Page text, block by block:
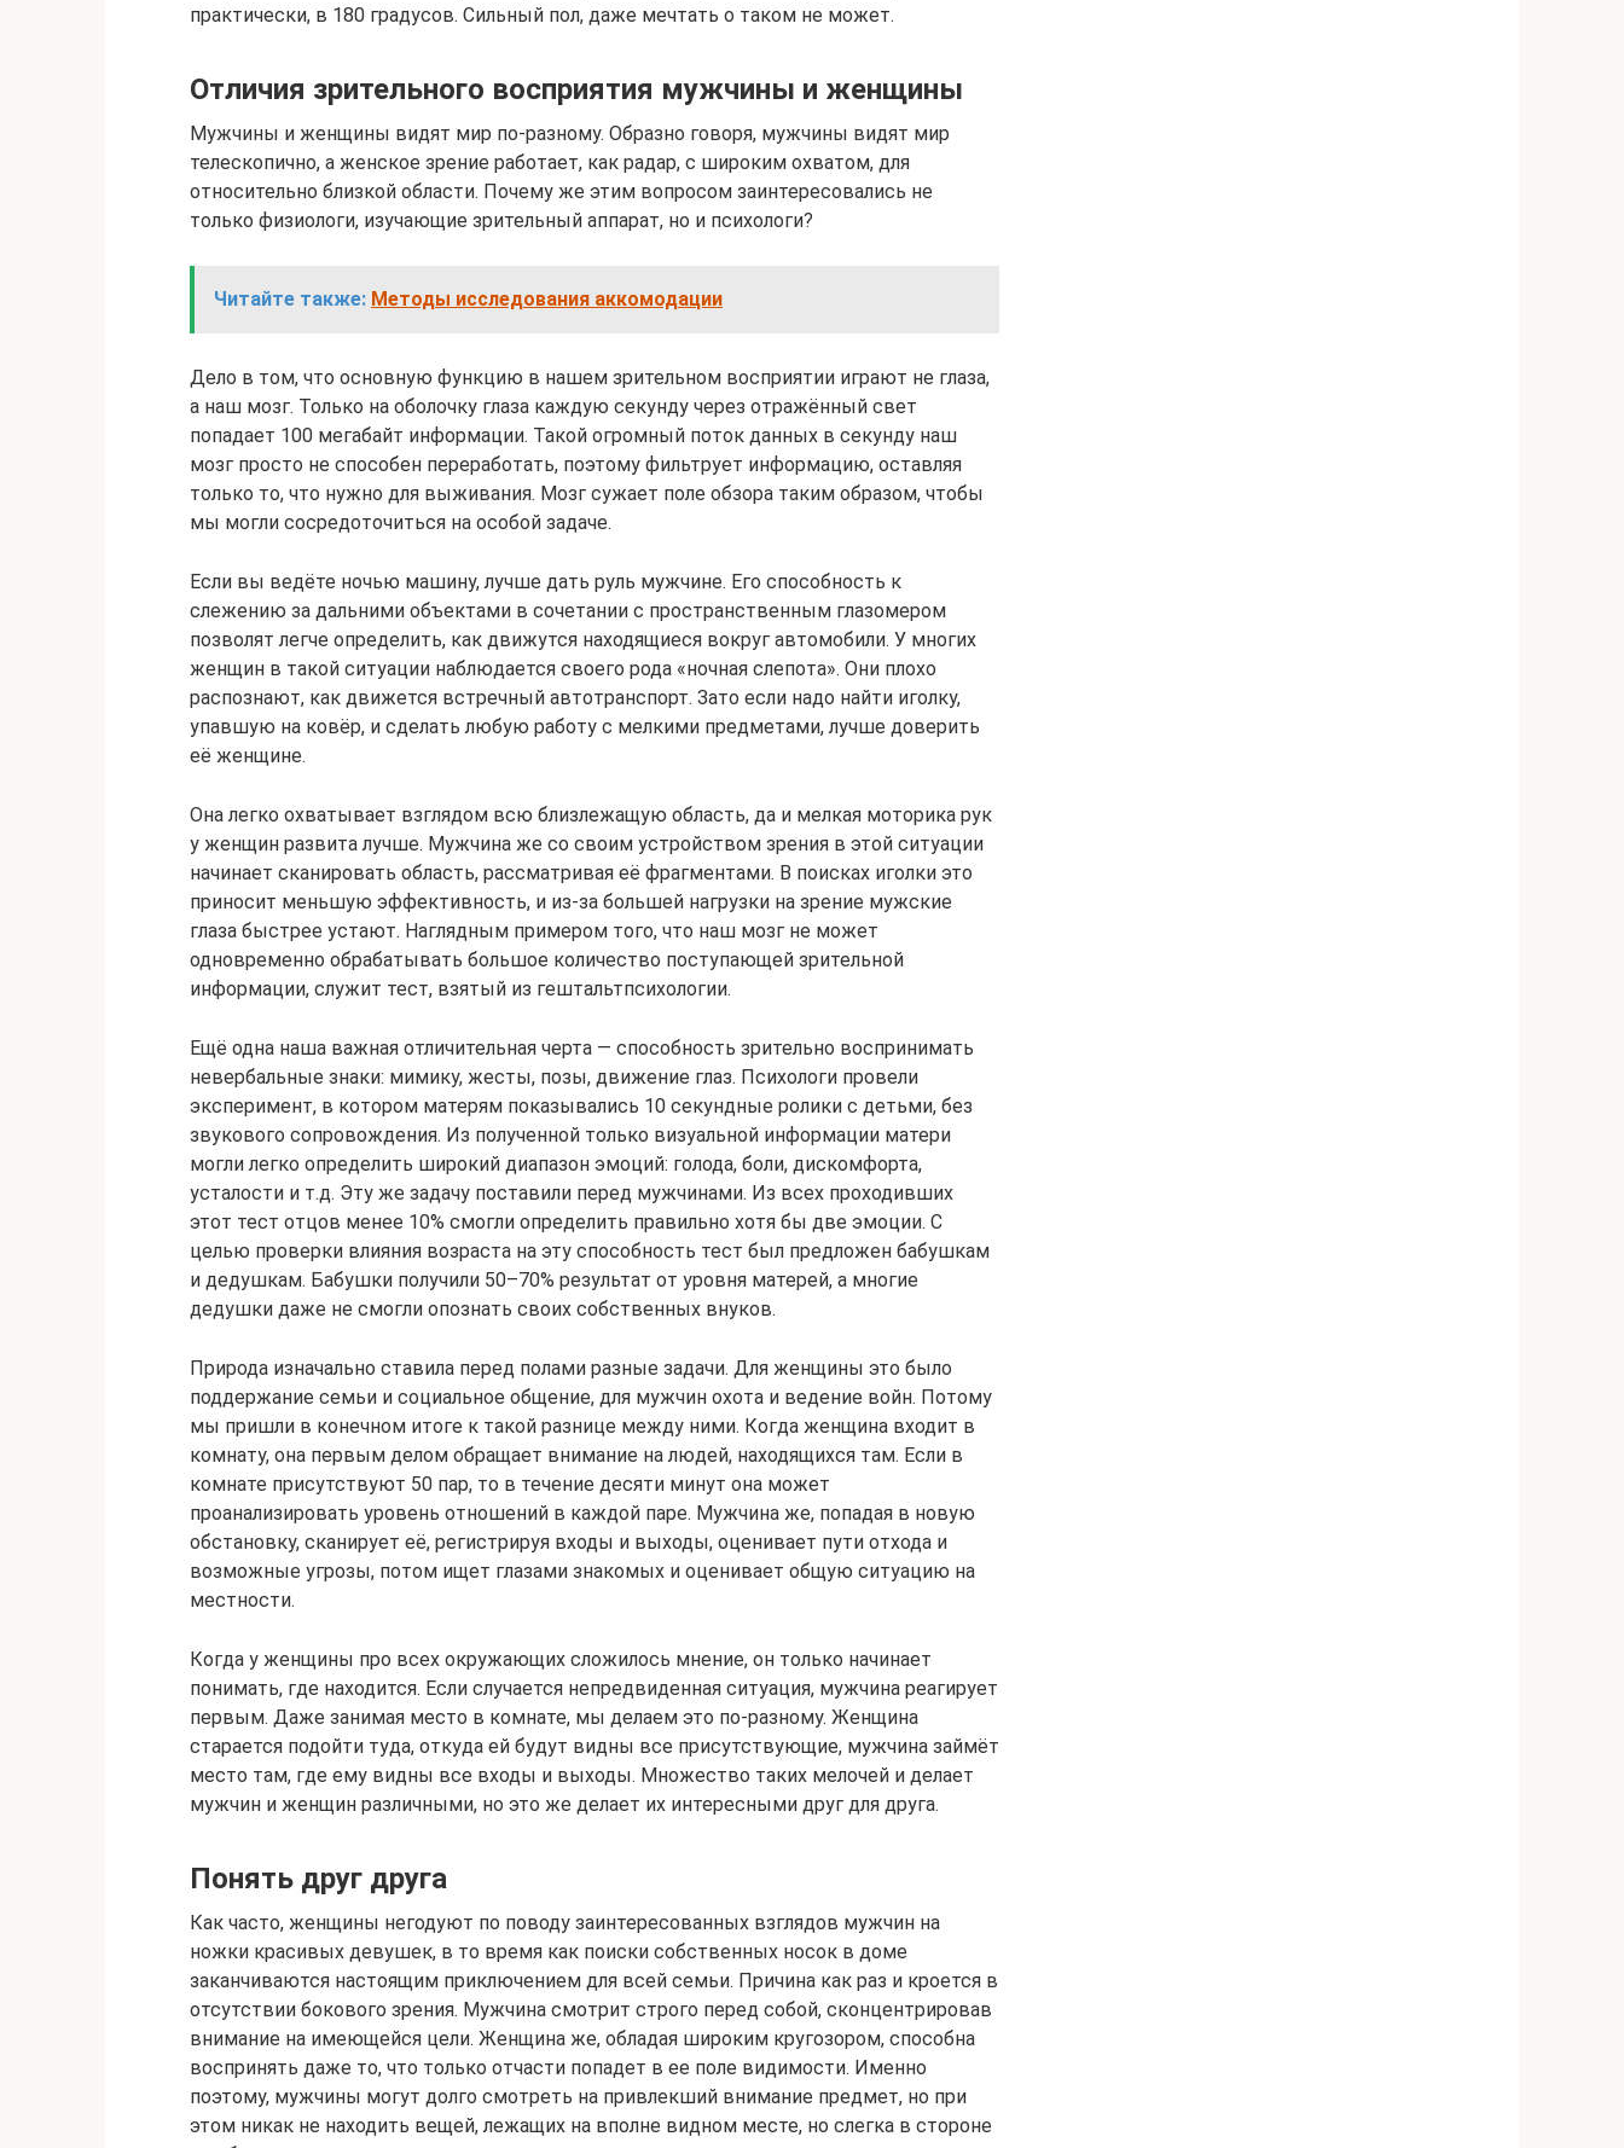
практически, в 180 градусов. Сильный пол, даже мечтать о таком не может.
Отличия зрительного восприятия мужчины и женщины
Мужчины и женщины видят мир по-разному. Образно говоря, мужчины видят мир
телескопично, а женское зрение работает, как радар, с широким охватом, для
относительно близкой области. Почему же этим вопросом заинтересовались не
только физиологи, изучающие зрительный аппарат, но и психологи?
Читайте также: Методы исследования аккомодации
Дело в том, что основную функцию в нашем зрительном восприятии играют не глаза,
а наш мозг. Только на оболочку глаза каждую секунду через отражённый свет
попадает 100 мегабайт информации. Такой огромный поток данных в секунду наш
мозг просто не способен переработать, поэтому фильтрует информацию, оставляя
только то, что нужно для выживания. Мозг сужает поле обзора таким образом, чтобы
мы могли сосредоточиться на особой задаче.
Если вы ведёте ночью машину, лучше дать руль мужчине. Его способность к
слежению за дальними объектами в сочетании с пространственным глазомером
позволят легче определить, как движутся находящиеся вокруг автомобили. У многих
женщин в такой ситуации наблюдается своего рода «ночная слепота». Они плохо
распознают, как движется встречный автотранспорт. Зато если надо найти иголку,
упавшую на ковёр, и сделать любую работу с мелкими предметами, лучше доверить
её женщине.
Она легко охватывает взглядом всю близлежащую область, да и мелкая моторика рук
у женщин развита лучше. Мужчина же со своим устройством зрения в этой ситуации
начинает сканировать область, рассматривая её фрагментами. В поисках иголки это
приносит меньшую эффективность, и из-за большей нагрузки на зрение мужские
глаза быстрее устают. Наглядным примером того, что наш мозг не может
одновременно обрабатывать большое количество поступающей зрительной
информации, служит тест, взятый из гештальтпсихологии.
Ещё одна наша важная отличительная черта — способность зрительно воспринимать
невербальные знаки: мимику, жесты, позы, движение глаз. Психологи провели
эксперимент, в котором матерям показывались 10 секундные ролики с детьми, без
звукового сопровождения. Из полученной только визуальной информации матери
могли легко определить широкий диапазон эмоций: голода, боли, дискомфорта,
усталости и т.д. Эту же задачу поставили перед мужчинами. Из всех проходивших
этот тест отцов менее 10% смогли определить правильно хотя бы две эмоции. С
целью проверки влияния возраста на эту способность тест был предложен бабушкам
и дедушкам. Бабушки получили 50–70% результат от уровня матерей, а многие
дедушки даже не смогли опознать своих собственных внуков.
Природа изначально ставила перед полами разные задачи. Для женщины это было
поддержание семьи и социальное общение, для мужчин охота и ведение войн. Потому
мы пришли в конечном итоге к такой разнице между ними. Когда женщина входит в
комнату, она первым делом обращает внимание на людей, находящихся там. Если в
комнате присутствуют 50 пар, то в течение десяти минут она может
проанализировать уровень отношений в каждой паре. Мужчина же, попадая в новую
обстановку, сканирует её, регистрируя входы и выходы, оценивает пути отхода и
возможные угрозы, потом ищет глазами знакомых и оценивает общую ситуацию на
местности.
Когда у женщины про всех окружающих сложилось мнение, он только начинает
понимать, где находится. Если случается непредвиденная ситуация, мужчина реагирует
первым. Даже занимая место в комнате, мы делаем это по-разному. Женщина
старается подойти туда, откуда ей будут видны все присутствующие, мужчина займёт
место там, где ему видны все входы и выходы. Множество таких мелочей и делает
мужчин и женщин различными, но это же делает их интересными друг для друга.
Понять друг друга
Как часто, женщины негодуют по поводу заинтересованных взглядов мужчин на
ножки красивых девушек, в то время как поиски собственных носок в доме
заканчиваются настоящим приключением для всей семьи. Причина как раз и кроется в
отсутствии бокового зрения. Мужчина смотрит строго перед собой, сконцентрировав
внимание на имеющейся цели. Женщина же, обладая широким кругозором, способна
воспринять даже то, что только отчасти попадет в ее поле видимости. Именно
поэтому, мужчины могут долго смотреть на привлекший внимание предмет, но при
этом никак не находить вещей, лежащих на вполне видном месте, но слегка в стороне